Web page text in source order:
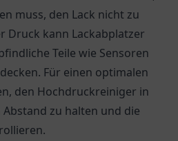
muss, den Lack nicht zu
Druck kann Lackabplatzer
Teile wie Sensoren
Für einen optimalen
den Hochdruckreiniger in
zu halten und die